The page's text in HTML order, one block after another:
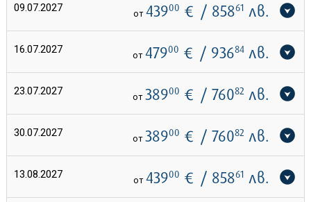
09.07.2027 от 43900 € / 85861 лв.
16.07.2027 от 47900 € / 93684лв.
23.07.2027 от 38900 € / 76082 лв.
30.07.2027 от 38900 € / 76082 лв.
13.08.2027 от 43900 € / 85861 лв.